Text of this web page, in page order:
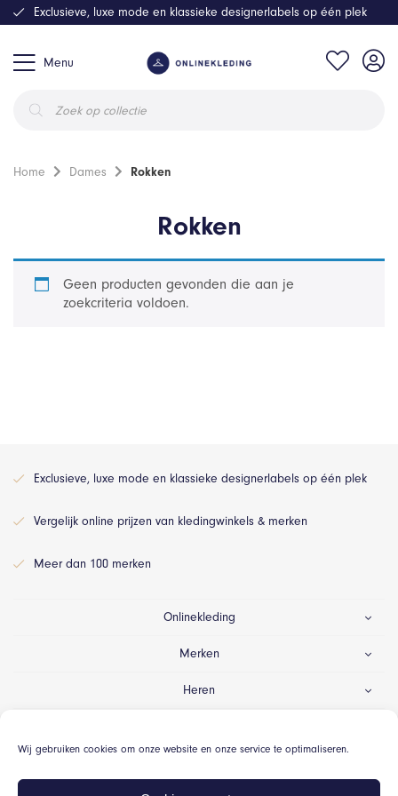
Wij gebruiken cookies om onze website en onze service te optimaliseren.
Menu
zoeken
Exclusieve, luxe mode en klassieke designerlabels op één plek
Home Dames Rokken
Rokken
Geen producten gevonden die aan je
zoekcriteria voldoen.
Exclusieve, luxe mode en klassieke designerlabels op één plek
Vergelijk online prijzen van kledingwinkels & merken
Meer dan 100 merken
Onlinekleding
Merken
Heren